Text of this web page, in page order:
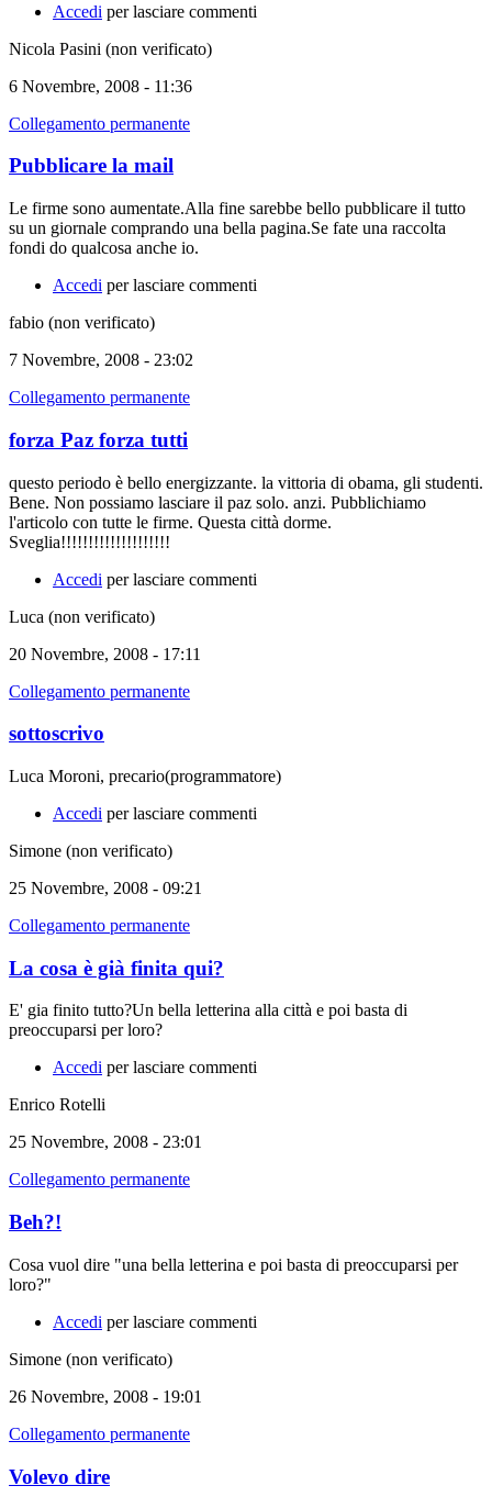
Accedi per lasciare commenti
Nicola Pasini (non verificato)
6 Novembre, 2008 - 11:36
Collegamento permanente
Pubblicare la mail
Le firme sono aumentate.Alla fine sarebbe bello pubblicare il tutto
su un giornale comprando una bella pagina.Se fate una raccolta
fondi do qualcosa anche io.
Accedi per lasciare commenti
fabio (non verificato)
7 Novembre, 2008 - 23:02
Collegamento permanente
forza Paz forza tutti
questo periodo è bello energizzante. la vittoria di obama, gli studenti.
Bene. Non possiamo lasciare il paz solo. anzi. Pubblichiamo
l'articolo con tutte le firme. Questa città dorme.
Sveglia!!!!!!!!!!!!!!!!!!!!
Accedi per lasciare commenti
Luca (non verificato)
20 Novembre, 2008 - 17:11
Collegamento permanente
sottoscrivo
Luca Moroni, precario(programmatore)
Accedi per lasciare commenti
Simone (non verificato)
25 Novembre, 2008 - 09:21
Collegamento permanente
La cosa è già finita qui?
E' gia finito tutto?Un bella letterina alla città e poi basta di
preoccuparsi per loro?
Accedi per lasciare commenti
Enrico Rotelli
25 Novembre, 2008 - 23:01
Collegamento permanente
Beh?!
Cosa vuol dire "una bella letterina e poi basta di preoccuparsi per
loro?"
Accedi per lasciare commenti
Simone (non verificato)
26 Novembre, 2008 - 19:01
Collegamento permanente
Volevo dire